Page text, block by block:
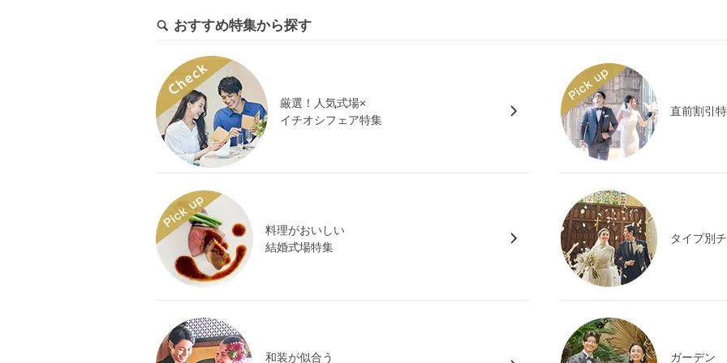
おすすめ特集から探す
厳選！人気式場×
イチオシフェア特集
直前割引
料理がおいしい
結婚式場特集
タイプ別
和装が似合う ガーデン